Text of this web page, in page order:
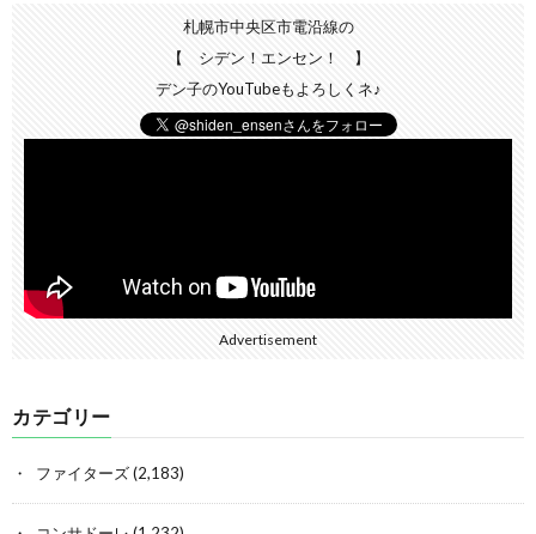
札幌市中央区市電沿線の
【 シデン！エンセン！ 】
デン子のYouTubeもよろしくネ♪
Advertisement
カテゴリー
ファイターズ(2,183)